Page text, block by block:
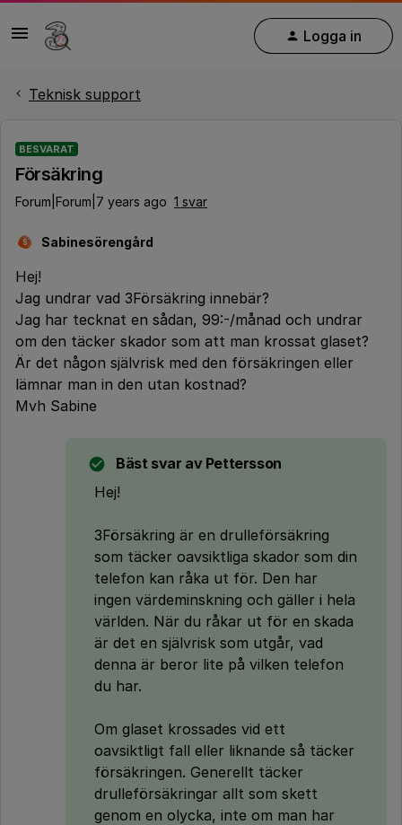
Logga in
Teknisk support
BESVARAT
Försäkring
Forum|Forum|7 years ago 1 svar
S Sabinesörengård
Hej!
Jag undrar vad 3Försäkring innebär?
Jag har tecknat en sådan, 99:-/månad och undrar
om den täcker skador som att man krossat glaset?
Är det någon självrisk med den försäkringen eller
lämnar man in den utan kostnad?
Mvh Sabine
Bäst svar av Pettersson
Hej!
3Försäkring är en drulleförsäkring
som täcker oavsiktliga skador som din
telefon kan råka ut för. Den har
ingen värdeminskning och gäller i hela
världen. När du råkar ut för en skada
är det en självrisk som utgår, vad
denna är beror lite på vilken telefon
du har.
Om glaset krossades vid ett
oavsiktligt fall eller liknande så täcker
försäkringen. Generellt täcker
drulleförsäkringar allt som skett
genom en olycka, inte om man har